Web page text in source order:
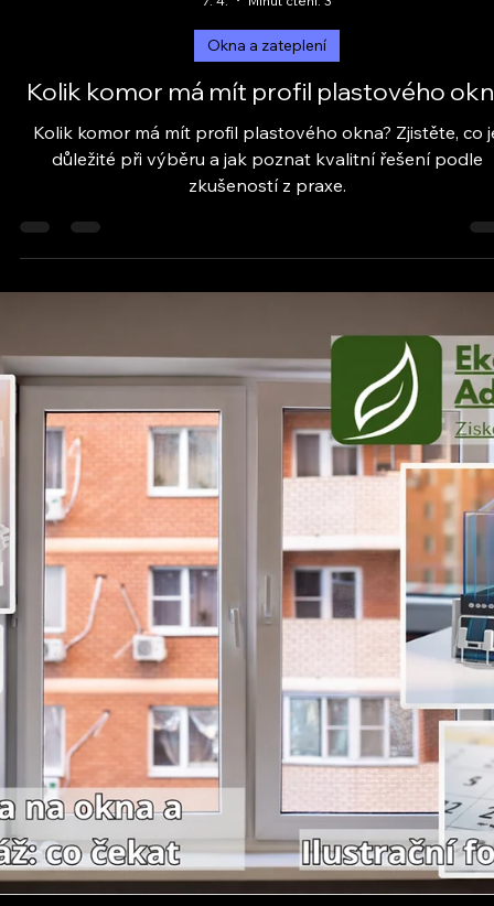
7. 4. Minut čtení: 3
Jak vybrat okna podle domu
Jak vybrat okna podle typu domu? Poradíme z praxe,
na ověřené firmy.